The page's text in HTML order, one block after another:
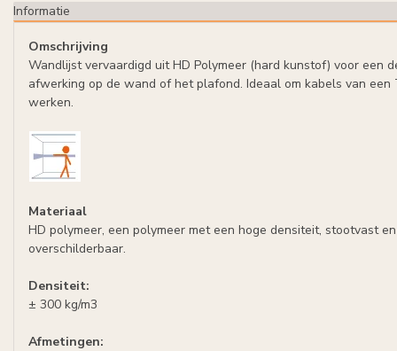
Informatie
Omschrijving
Wandlijst vervaardigd uit HD Polymeer (hard kunstof) voor een
afwerking op de wand of het plafond. Ideaal om kabels van
werken.
Materiaal
HD polymeer, een polymeer met een hoge densiteit, stootvast en
overschilderbaar.
Densiteit:
± 300 kg/m3
Afmetingen: